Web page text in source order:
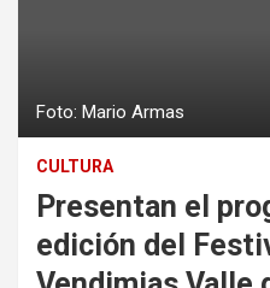
Foto: Mario Armas
CULTURA
Presentan el
edición del